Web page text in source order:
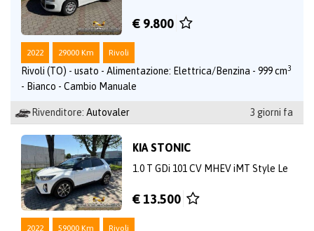
€ 9.800
2022 29000 Km Rivoli
Rivoli (TO) - usato - Alimentazione: Elettrica/Benzina - 999 cm3
- Bianco - Cambio Manuale
Rivenditore: Autovaler 3 giorni fa
KIA STONIC
1.0 T GDi 101 CV MHEV iMT Style Le
€ 13.500
2022 59000 Km Rivoli